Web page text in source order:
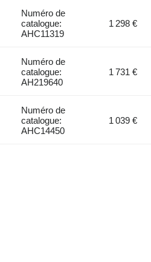
Numéro de
catalogue:
AHC11319
1 298 €
Numéro de
catalogue:
AH219640
1 731 €
Numéro de
catalogue:
AHC14450
1 039 €